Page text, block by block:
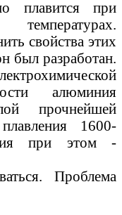
плавится при
температурах.
свойства этих
был разработан.
алюминия
прочнейшей
1600-
при этом -
Проблема